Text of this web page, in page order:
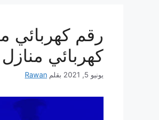
كهربائي منازل 24 ساعة
يونيو 5, 2021 بقلم Rawan